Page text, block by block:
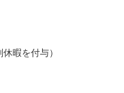
暇を付与）